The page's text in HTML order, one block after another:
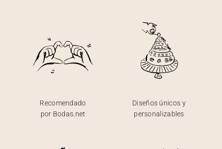
Recomendado
por Bodas.net
Diseños únicos y
personalizables